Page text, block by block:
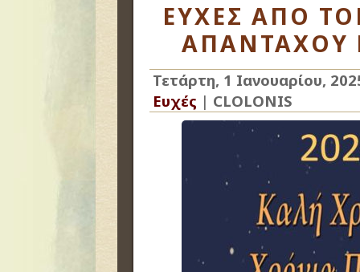
ΕΥΧΕΣ ΑΠΟ
ΑΠΑΝΤΑΧΟΥ
Τετάρτη, 1 Ιανουαρίου,
Ευχές | CLOLONIS